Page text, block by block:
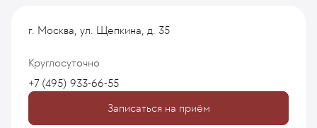
г. Москва, ул. Щепкина, д. 35
Круглосуточно
+7 (495) 933-66-55
Записаться на приём